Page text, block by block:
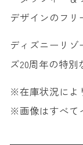
デザインのフリ
ディズニーリ
ズ20周年の特別
※在庫状況によ
※画像はすべて